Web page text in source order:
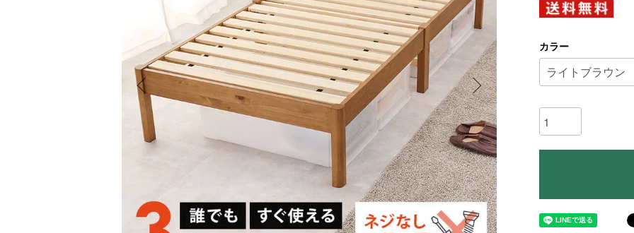
カラー